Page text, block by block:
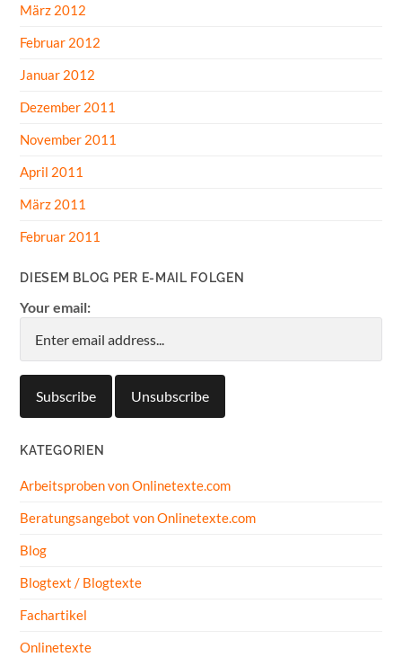
März 2012
Februar 2012
Januar 2012
Dezember 2011
November 2011
April 2011
März 2011
Februar 2011
DIESEM BLOG PER E-MAIL FOLGEN
Your email:
KATEGORIEN
Arbeitsproben von Onlinetexte.com
Beratungsangebot von Onlinetexte.com
Blog
Blogtext / Blogtexte
Fachartikel
Onlinetexte